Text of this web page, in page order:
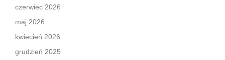
czerwiec 2026
maj 2026
kwiecień 2026
grudzień 2025